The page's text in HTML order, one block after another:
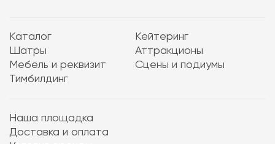
Каталог
Кейтеринг
Шатры
Аттракционы
Мебель и реквизит
Сцены и подиумы
Тимбилдинг
Наша площадка
Доставка и оплата